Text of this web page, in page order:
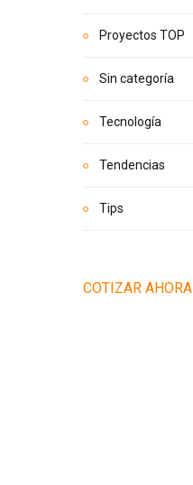
Proyectos TOP
Sin categoría
Tecnología
Tendencias
Tips
COTIZAR AHORA